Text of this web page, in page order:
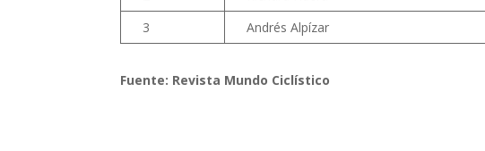
3
Andrés Alpízar
Fuente: Revista Mundo Ciclístico